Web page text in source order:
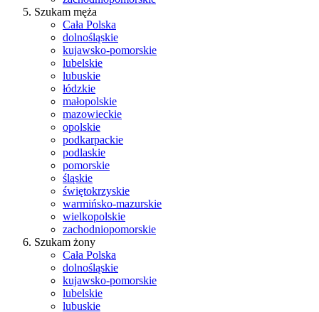
Szukam męża
Cała Polska
dolnośląskie
kujawsko-pomorskie
lubelskie
lubuskie
łódzkie
małopolskie
mazowieckie
opolskie
podkarpackie
podlaskie
pomorskie
śląskie
świętokrzyskie
warmińsko-mazurskie
wielkopolskie
zachodniopomorskie
Szukam żony
Cała Polska
dolnośląskie
kujawsko-pomorskie
lubelskie
lubuskie